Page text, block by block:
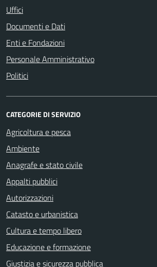
Uffici
Documenti e Dati
Enti e Fondazioni
Personale Amministrativo
Politici
CATEGORIE DI SERVIZIO
Agricoltura e pesca
Ambiente
Anagrafe e stato civile
Appalti pubblici
Autorizzazioni
Catasto e urbanistica
Cultura e tempo libero
Educazione e formazione
Giustizia e sicurezza pubblica